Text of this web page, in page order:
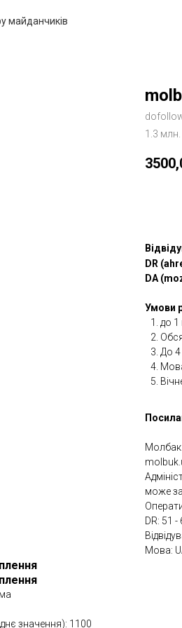
майданчиків
1.3 млн.
DR
DA
Умови
до
До
Молбак
може
DR: 51 -
Мова:
значення): 1100